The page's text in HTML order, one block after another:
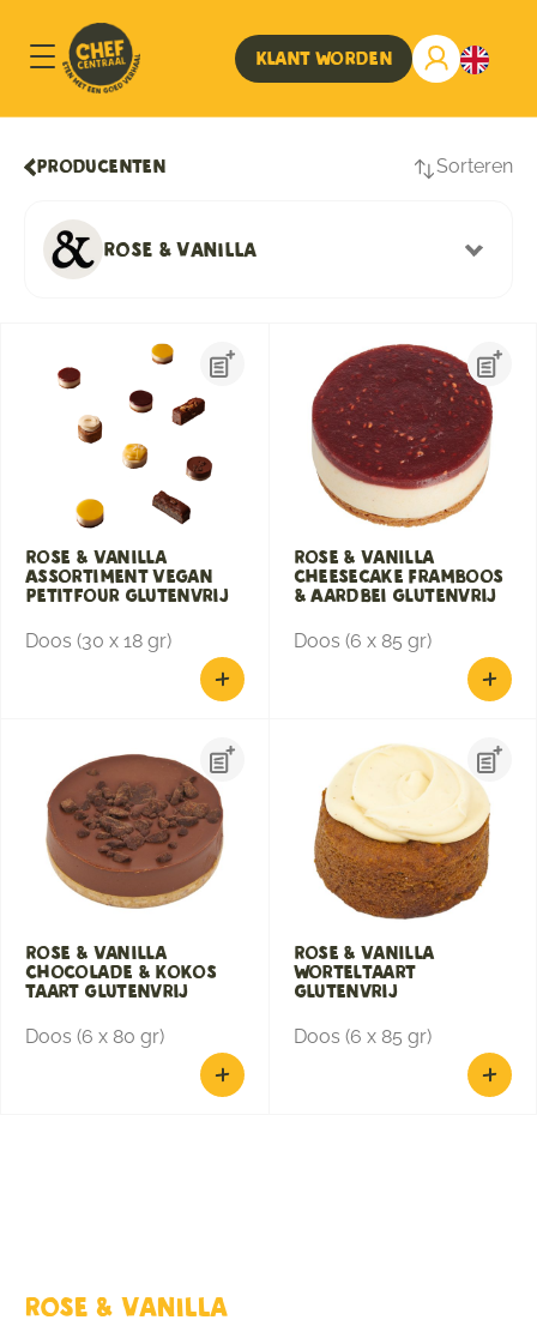
Klant worden
Producenten Sorteren
Rose & Vanilla
Rose & Vanilla
Assortiment Vegan
Petitfour glutenvrij
Doos (30 x 18 gr)
Rose & Vanilla
cheesecake Framboos
& Aardbei glutenvrij
Doos (6 x 85 gr)
Rose & Vanilla
Chocolade & Kokos
taart glutenvrij
Doos (6 x 80 gr)
Rose & Vanilla
Worteltaart
glutenvrij
Doos (6 x 85 gr)
Rose & Vanilla